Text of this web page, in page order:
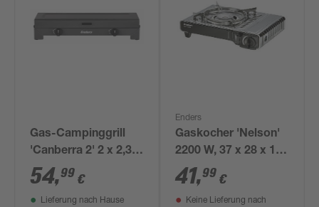
Gas-Campinggrill
'Canberra 2' 2 x 2,3
kw, 2-flammig
54,99 €
Lieferung nach Hause
Enders
Gaskocher 'Nelson'
2200 W, 37 x 28 x 13
cm
41,99 €
Keine Lieferung nach